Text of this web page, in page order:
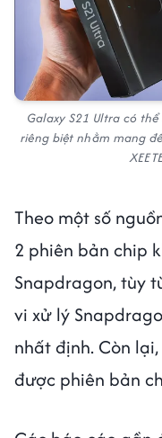
Galaxy S21 Ultra có
riêng biệt nhằm mang
Theo một số
2 phiên bản chip
Snapdragon, tùy
vi xử lý
nhất định. Còn
được phiên bản